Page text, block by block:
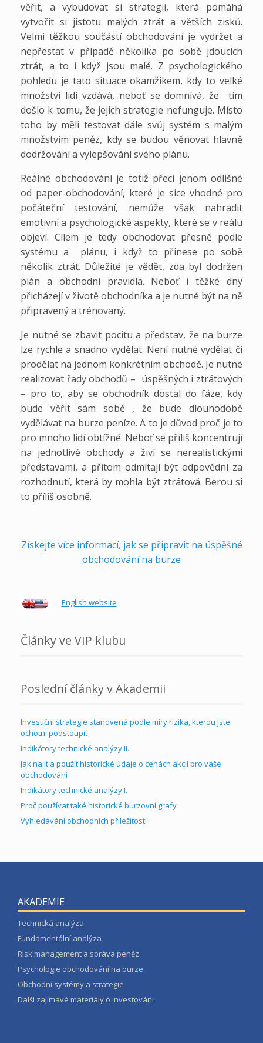
věřit, a vybudovat si strategii, která pomáhá
vytvořit si jistotu malých ztrát a větších zisků.
Velmi těžkou součástí obchodování je vydržet a
nepřestat v případě několika po sobě jdoucích
ztrát, a to i když jsou malé. Z psychologického
pohledu je tato situace okamžikem, kdy to velké
množství lidí vzdává, neboť se domnívá, že tím
došlo k tomu, že jejich strategie nefunguje. Místo
toho by měli testovat dále svůj systém s malým
množstvím peněz, kdy se budou věnovat hlavně
dodržování a vylepšování svého plánu.
Reálné obchodování je totiž přeci jenom odlišné
od paper-obchodování, které je sice vhodné pro
počáteční testování, nemůže však nahradit
emotivní a psychologické aspekty, které se v reálu
objeví. Cílem je tedy obchodovat přesně podle
systému a plánu, i když to přinese po sobě
několik ztrát. Důležité je vědět, zda byl dodržen
plán a obchodní pravidla. Neboť i těžké dny
přicházejí v životě obchodníka a je nutné být na ně
připravený a trénovaný.
Je nutné se zbavit pocitu a představ, že na burze
lze rychle a snadno vydělat. Není nutné vydělat či
prodělat na jednom konkrétním obchodě. Je nutné
realizovat řady obchodů – úspěšných i ztrátových
– pro to, aby se obchodník dostal do fáze, kdy
bude věřit sám sobě , že bude dlouhodobě
vydělávat na burze peníze. A to je důvod proč je to
pro mnoho lidí obtížné. Neboť se příliš koncentrují
na jednotlivé obchody a živí se nerealistickými
představami, a přitom odmítají být odpovědní za
rozhodnutí, která by mohla být ztrátová. Berou si
to příliš osobně.
Získejte více informací, jak se připravit na úspěšné
obchodování na burze
English website
Články ve VIP klubu
Poslední články v Akademii
Investiční strategie stanovená podle míry rizika, kterou jste
ochotni podstoupit
Indikátory technické analýzy II.
Jak najít a použít historické údaje o cenách akcií pro vaše
obchodování
Indikátory technické analýzy I.
Proč používat také historické burzovní grafy
Vyhledávání obchodních příležitostí
AKADEMIE
Technická analýza
Fundamentální analýza
Risk management a správa peněz
Psychologie obchodování na burze
Obchodní systémy a strategie
Další zajímavé materiály o investování